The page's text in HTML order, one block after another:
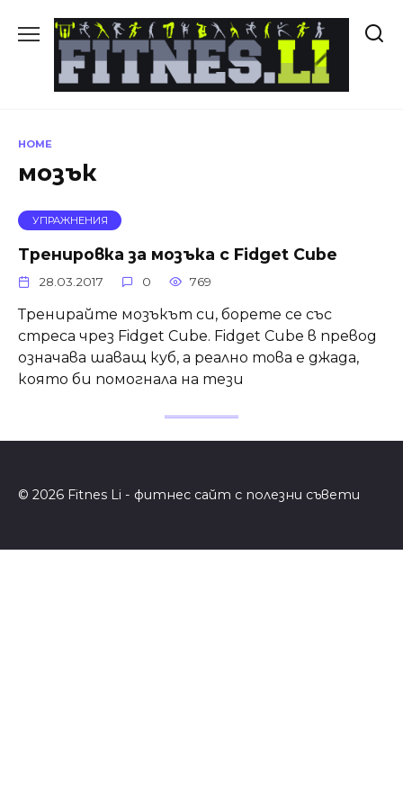
HOME
мозък
УПРАЖНЕНИЯ
Тренировка за мозъка с Fidget Cube
28.03.2017 0 769
Тренирайте мозъкът си, борете се със
стреса чрез Fidget Cube. Fidget Cube в превод
означава шаващ куб, а реално това е джада,
която би помогнала на тези
© 2026 Fitnes Li - фитнес сайт с полезни съвети